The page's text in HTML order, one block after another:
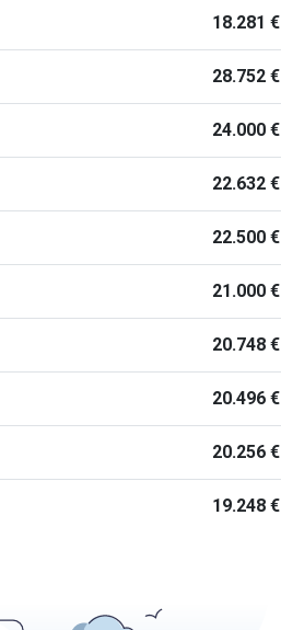
18.281 €
28.752 €
24.000 €
22.632 €
22.500 €
21.000 €
20.748 €
20.496 €
20.256 €
19.248 €